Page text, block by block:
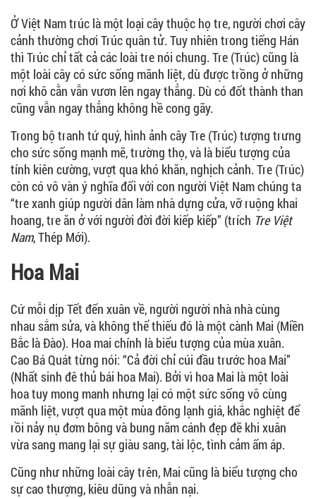
Ở Việt Nam trúc là một loại cây thuộc họ tre, người chơi cây
cảnh thường chơi Trúc quân tử. Tuy nhiên trong tiếng Hán
thì Trúc chỉ tất cả các loài tre nói chung. Tre (Trúc) cũng là
một loài cây có sức sống mãnh liệt, dù được trồng ở những
nơi khô cằn vẫn vươn lên ngay thẳng. Dù có đốt thành than
cũng vẫn ngay thẳng không hề cong gãy.
Trong bộ tranh tứ quý, hình ảnh cây Tre (Trúc) tượng trưng
cho sức sống mạnh mẽ, trường thọ, và là biểu tượng của
tính kiên cường, vượt qua khó khăn, nghịch cảnh. Tre (Trúc)
còn có vô vàn ý nghĩa đối với con người Việt Nam chúng ta
“tre xanh giúp người dân làm nhà dựng cửa, vỡ ruộng khai
hoang, tre ăn ở với người đời đời kiếp kiếp” (trích Tre Việt
Nam, Thép Mới).
Hoa Mai
Cứ mỗi dịp Tết đến xuân về, người người nhà nhà cùng
nhau sắm sửa, và không thể thiếu đó là một cành Mai (Miền
Bắc là Đào). Hoa mai chính là biểu tượng của mùa xuân.
Cao Bá Quát từng nói: “Cả đời chỉ cúi đầu trước hoa Mai”
(Nhất sinh đê thủ bái hoa Mai). Bởi vì hoa Mai là một loài
hoa tuy mong manh nhưng lại có một sức sống vô cùng
mãnh liệt, vượt qua một mùa đông lạnh giá, khắc nghiệt để
rồi nảy nụ đơm bông và bung năm cánh đẹp đẽ khi xuân
vừa sang mang lại sự giàu sang, tài lộc, tình cảm ấm áp.
Cũng như những loài cây trên, Mai cũng là biểu tượng cho
sự cao thượng, kiêu dũng và nhẫn nại.